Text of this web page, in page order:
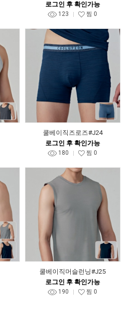
로그인 후 확인가능
123 찜 0
쿨베이직즈로즈#J24
로그인 후 확인가능
180 찜 0
쿨베이직머슬런닝#J25
로그인 후 확인가능
190 찜 0